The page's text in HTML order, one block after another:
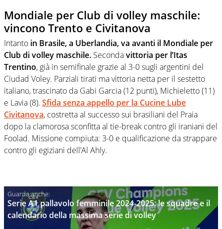
Mondiale per Club di volley maschile:
vincono Trento e Civitanova
Intanto in Brasile, a Uberlandia, va avanti il Mondiale per
Club di volley maschile. Secondavittoria per l’Itas
Trentino, già in semifinale grazie al 3-0 sugli argentini del
Ciudad Voley. Parziali tirati ma vittoria netta per il sestetto
italiano, trascinato da Gabi Garcia (12 punti), Michieletto (11)
e Lavia (8). Sfida senza appello per la Cucine Lube
Civitanova, costretta al successo sui brasiliani del Praia
dopo la clamorosa sconfitta al tie-break contro gli iraniani del
Foolad. Missione compiuta: 3-0 e qualificazione da strappare
contro gli egiziani dell’Al Ahly.
Serie A1 pallavolo femminile 2024-2025: le squadre e il
calendario della massima serie di volley